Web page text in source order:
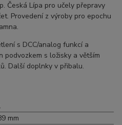
Česká Lípa pro učely přepravy
Provedení z výroby pro epochu
s DCC/analog funkcí a
podvozkem s ložisky a větším
Další doplnky v přibalu.
mm